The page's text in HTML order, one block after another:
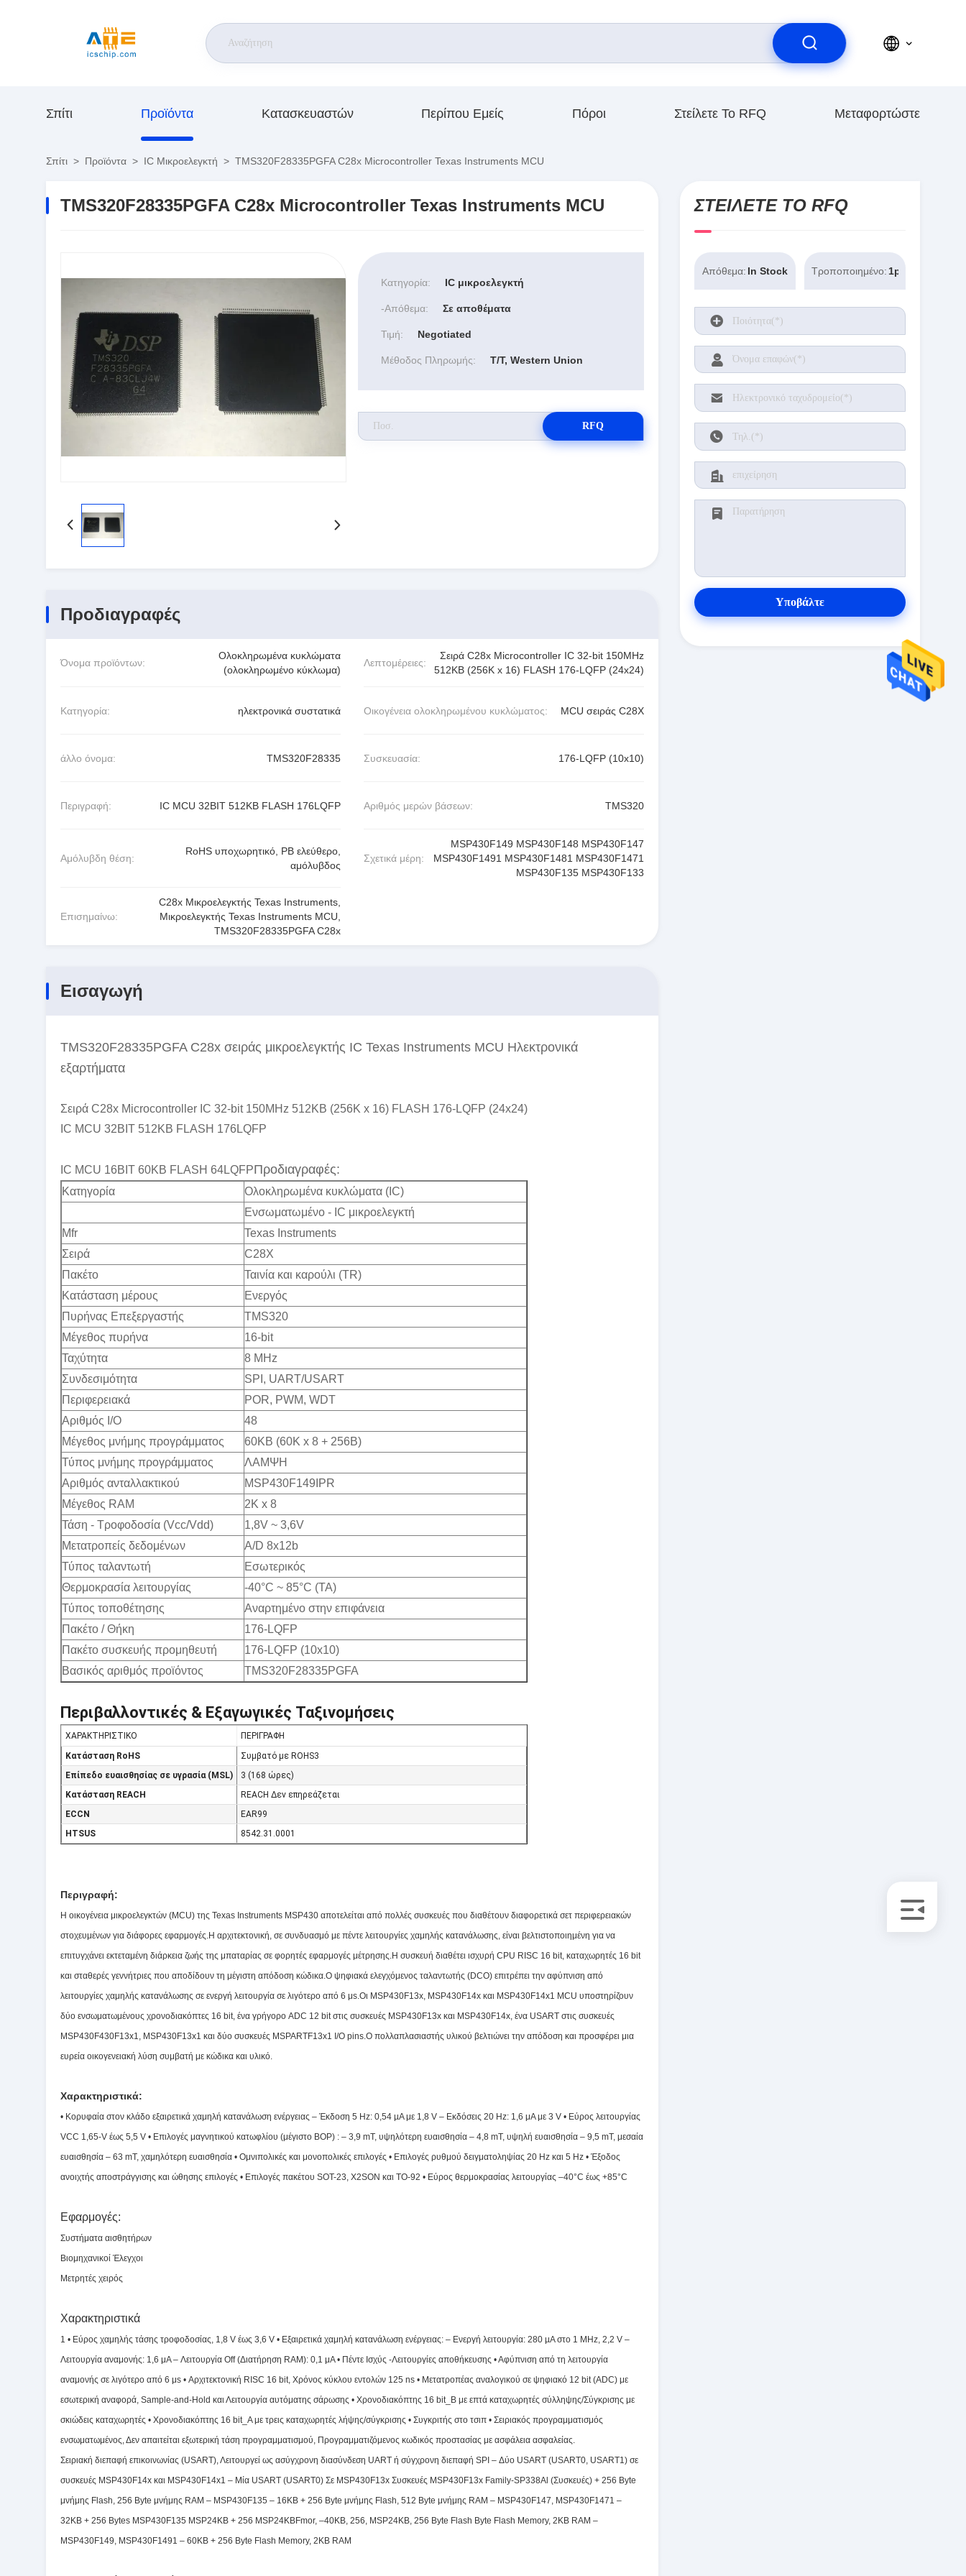
Σπίτι Προϊόντα Κατασκευαστών Περίπου Εμείς Πόροι Στείλετε Το RFQ Μεταφορτώστε
Σπίτι > Προϊόντα > IC Μικροελεγκτή > TMS320F28335PGFA C28x Microcontroller Texas Instruments MCU
TMS320F28335PGFA C28x Microcontroller Texas Instruments MCU
Κατηγορία: IC μικροελεγκτή
-απόθεμα: Σε αποθέματα
Τιμή: Negotiated
Μέθοδος Πληρωμής: T/T, Western Union
RFQ
Προδιαγραφές
Όνομα προϊόντων:
Ολοκληρωμένα κυκλώματα
(ολοκληρωμένο κύκλωμα)
Λεπτομέρειες:
Σειρά C28x Microcontroller IC 32-bit 150MHz
512KB (256K x 16) FLASH 176-LQFP (24x24)
Κατηγορία: ηλεκτρονικά συστατικά Οικογένεια ολοκληρωμένου κυκλώματος: MCU σειράς C28X
άλλο όνομα: TMS320F28335 Συσκευασία: 176-LQFP (10x10)
Περιγραφή: IC MCU 32BIT 512KB FLASH 176LQFP Αριθμός μερών βάσεων: TMS320
Αμόλυβδη θέση:
RoHS υποχωρητικό, PB ελεύθερο,
αμόλυβδος
Σχετικά μέρη:
MSP430F149 MSP430F148 MSP430F147
MSP430F1491 MSP430F1481 MSP430F1471
MSP430F135 MSP430F133
Επισημαίνω:
C28x Μικροελεγκτής Texas Instruments,
Μικροελεγκτής Texas Instruments MCU
TMS320F28335PGFA C28x
Εισαγωγή
TMS320F28335PGFA C28x σειράς μικροελεγκτής IC Texas Instruments MCU Ηλεκτρονικά
εξαρτήματα
Σειρά C28x Microcontroller IC 32-bit 150MHz 512KB (256K x 16) FLASH 176-LQFP (24x24)
IC MCU 32BIT 512KB FLASH 176LQFP
IC MCU 16BIT 60KB FLASH 64LQFPΠροδιαγραφές:
Κατηγορία
Ολοκληρωμένα κυκλώματα (IC)
Ενσωματωμένο - IC μικροελεγκτή
Mfr
Texas Instruments
Σειρά
C28X
Πακέτο
Ταινία και καρούλι (TR)
Κατάσταση μέρους
Ενεργός
Πυρήνας Επεξεργαστής
TMS320
Μέγεθος πυρήνα
16-bit
Ταχύτητα
8 MHz
Συνδεσιμότητα
SPI, UART/USART
Περιφερειακά
POR, PWM, WDT
Αριθμός I/O
48
Μέγεθος μνήμης προγράμματος
60KB (60K x 8 + 256B)
Τύπος μνήμης προγράμματος
ΛΑΜΨΗ
Αριθμός ανταλλακτικού
MSP430F149IPR
Μέγεθος RAM
2K x 8
Τάση - Τροφοδοσία (Vcc/Vdd)
1,8V ~ 3,6V
Μετατροπείς δεδομένων
A/D 8x12b
Τύπος ταλαντωτή
Εσωτερικός
Θερμοκρασία λειτουργίας
-40°C ~ 85°C (TA)
Τύπος τοποθέτησης
Αναρτημένο στην επιφάνεια
Πακέτο / Θήκη
176-LQFP
Πακέτο συσκευής προμηθευτή
176-LQFP (10x10)
Βασικός αριθμός προϊόντος
TMS320F28335PGFA
Περιβαλλοντικές & Εξαγωγικές Ταξινομήσεις
ΧΑΡΑΚΤΗΡΙΣΤΙΚΟ
ΠΕΡΙΓΡΑΦΗ
Κατάσταση RoHS
Συμβατό με ROHS3
Επίπεδο ευαισθησίας σε υγρασία (MSL)
3 (168 ώρες)
Κατάσταση REACH
REACH Δεν επηρεάζεται
ECCN
EAR99
HTSUS
8542.31.0001
Περιγραφή:
Η οικογένεια μικροελεγκτών (MCU) της Texas Instruments MSP430 αποτελείται από πολλές συσκευές που διαθέτουν διαφορετικά σετ περιφερειακών
στοχευμένων για διάφορες εφαρμογές.Η αρχιτεκτονική, σε συνδυασμό με πέντε λειτουργίες χαμηλής κατανάλωσης, είναι βελτιστοποιημένη για να
επιτυγχάνει εκτεταμένη διάρκεια ζωής της μπαταρίας σε φορητές εφαρμογές μέτρησης.Η συσκευή διαθέτει ισχυρή CPU RISC 16 bit, καταχωρητές 16 bit
και σταθερές γεννήτριες που αποδίδουν τη μέγιστη απόδοση κώδικα.Ο ψηφιακά ελεγχόμενος ταλαντωτής (DCO) επιτρέπει την αφύπνιση από
λειτουργίες χαμηλής κατανάλωσης σε ενεργή λειτουργία σε λιγότερο από 6 μs.Οι MSP430F13x, MSP430F14x και MSP430F14x1 MCU υποστηρίζουν
δύο ενσωματωμένους χρονοδιακόπτες 16 bit, ένα γρήγορο ADC 12 bit στις συσκευές MSP430F13x και MSP430F14x, ένα USART στις συσκευές
MSP430F430F13x1, MSP430F13x1 και δύο συσκευές MSPARTF13x1 I/O pins.Ο πολλαπλασιαστής υλικού βελτιώνει την απόδοση και προσφέρει μια
ευρεία οικογενειακή λύση συμβατή με κώδικα και υλικό.
Χαρακτηριστικά:
• Κορυφαία στον κλάδο εξαιρετικά χαμηλή κατανάλωση ενέργειας – Έκδοση 5 Hz: 0,54 µA με 1,8 V – Εκδόσεις 20 Hz: 1,6 μA με 3 V • Εύρος λειτουργίας
VCC 1,65-V έως 5,5 V • Επιλογές μαγνητικού κατωφλίου (μέγιστο BOP) : – 3,9 mT, υψηλότερη ευαισθησία – 4,8 mT, υψηλή ευαισθησία – 9,5 mT, μεσαία
ευαισθησία – 63 mT, χαμηλότερη ευαισθησία • Ομνιπολικές και μονοπολικές επιλογές • Επιλογές ρυθμού δειγματοληψίας 20 Hz και 5 Hz • Έξοδος
ανοιχτής αποστράγγισης και ώθησης επιλογές • Επιλογές πακέτου SOT-23, X2SON και TO-92 • Εύρος θερμοκρασίας λειτουργίας –40°C έως +85°C
Εφαρμογές:
Συστήματα αισθητήρων
Βιομηχανικοί Έλεγχοι
Μετρητές χειρός
Χαρακτηριστικά
1 • Εύρος χαμηλής τάσης τροφοδοσίας, 1,8 V έως 3,6 V • Εξαιρετικά χαμηλή κατανάλωση ενέργειας: – Ενεργή λειτουργία: 280 µA στο 1 MHz, 2,2 V –
Λειτουργία αναμονής: 1,6 μA – Λειτουργία Off (Διατήρηση RAM): 0,1 μA • Πέντε Ισχύς -Λειτουργίες αποθήκευσης • Αφύπνιση από τη λειτουργία
αναμονής σε λιγότερο από 6 μs • Αρχιτεκτονική RISC 16 bit, Χρόνος κύκλου εντολών 125 ns • Μετατροπέας αναλογικού σε ψηφιακό 12 bit (ADC) με
εσωτερική αναφορά, Sample-and-Hold και Λειτουργία αυτόματης σάρωσης • Χρονοδιακόπτης 16 bit_B με επτά καταχωρητές σύλληψης/Σύγκρισης με
σκιώδεις καταχωρητές • Χρονοδιακόπτης 16 bit_A με τρεις καταχωρητές λήψης/σύγκρισης • Συγκριτής στο τσιπ • Σειριακός προγραμματισμός
ενσωματωμένος, Δεν απαιτείται εξωτερική τάση προγραμματισμού, Προγραμματιζόμενος κωδικός προστασίας με ασφάλεια ασφαλείας.
Σειριακή διεπαφή επικοινωνίας (USART), Λειτουργεί ως ασύγχρονη διασύνδεση UART ή σύγχρονη διεπαφή SPI – Δύο USART (USART0, USART1) σε
συσκευές MSP430F14x και MSP430F14x1 – Μία USART (USART0) Σε MSP430F13x Συσκευές MSP430F13x Family-SP338Al (Συσκευές) + 256 Byte
μνήμης Flash, 256 Byte μνήμης RAM – MSP430F135 – 16KB + 256 Byte μνήμης Flash, 512 Byte μνήμης RAM – MSP430F147, MSP430F1471 –
32KB + 256 Bytes MSP430F135 MSP24KB + 256 MSP24KBFmor, –40KB, 256, MSP24KB, 256 Byte Flash Byte Flash Memory, 2KB RAM –
MSP430F149, MSP430F1491 – 60KB + 256 Byte Flash Memory, 2KB RAM
ΣΤΕΊΛΕΤΕ ΤΟ RFQ
Απόθεμα: In Stock Τροποποιημένο: 1pieces
Υποβάλτε